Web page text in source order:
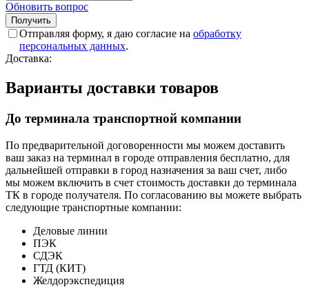
Обновить вопрос
Отправляя форму, я даю согласие на обработку
персональных данных.
Доставка:
Варианты доставки товаров
До терминала транспортной компании
По предварительной договоренности мы можем доставить
ваш заказ на терминал в городе отправления бесплатно, для
дальнейшей отправки в город назначения за ваш счет, либо
мы можем включить в счет стоимость доставки до терминала
ТК в городе получателя. По согласованию вы можете выбрать
следующие транспортные компании:
Деловые линии
ПЭК
СДЭК
ГТД (КИТ)
Желдорэкспедиция